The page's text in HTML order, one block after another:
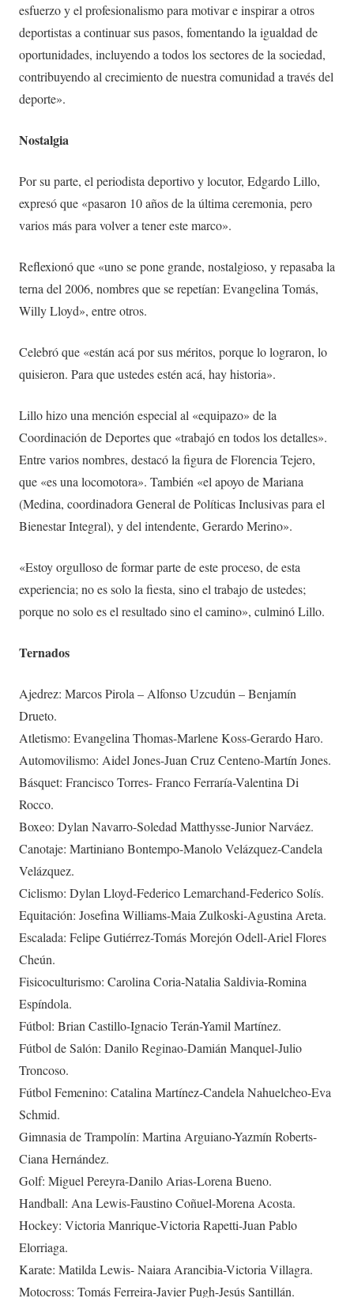
esfuerzo y el profesionalismo para motivar e inspirar a otros
deportistas a continuar sus pasos, fomentando la igualdad de
oportunidades, incluyendo a todos los sectores de la sociedad,
contribuyendo al crecimiento de nuestra comunidad a través del
deporte».
Nostalgia
Por su parte, el periodista deportivo y locutor, Edgardo Lillo,
expresó que «pasaron 10 años de la última ceremonia, pero
varios más para volver a tener este marco».
Reflexionó que «uno se pone grande, nostalgioso, y repasaba la
terna del 2006, nombres que se repetían: Evangelina Tomás,
Willy Lloyd», entre otros.
Celebró que «están acá por sus méritos, porque lo lograron, lo
quisieron. Para que ustedes estén acá, hay historia».
Lillo hizo una mención especial al «equipazo» de la
Coordinación de Deportes que «trabajó en todos los detalles».
Entre varios nombres, destacó la figura de Florencia Tejero,
que «es una locomotora». También «el apoyo de Mariana
(Medina, coordinadora General de Políticas Inclusivas para el
Bienestar Integral), y del intendente, Gerardo Merino».
«Estoy orgulloso de formar parte de este proceso, de esta
experiencia; no es solo la fiesta, sino el trabajo de ustedes;
porque no solo es el resultado sino el camino», culminó Lillo.
Ternados
Ajedrez: Marcos Pirola – Alfonso Uzcudún – Benjamín
Drueto.
Atletismo: Evangelina Thomas-Marlene Koss-Gerardo Haro.
Automovilismo: Aidel Jones-Juan Cruz Centeno-Martín Jones.
Básquet: Francisco Torres- Franco Ferraría-Valentina Di
Rocco.
Boxeo: Dylan Navarro-Soledad Matthysse-Junior Narváez.
Canotaje: Martiniano Bontempo-Manolo Velázquez-Candela
Velázquez.
Ciclismo: Dylan Lloyd-Federico Lemarchand-Federico Solís.
Equitación: Josefina Williams-Maia Zulkoski-Agustina Areta.
Escalada: Felipe Gutiérrez-Tomás Morejón Odell-Ariel Flores
Cheún.
Fisicoculturismo: Carolina Coria-Natalia Saldivia-Romina
Espíndola.
Fútbol: Brian Castillo-Ignacio Terán-Yamil Martínez.
Fútbol de Salón: Danilo Reginao-Damián Manquel-Julio
Troncoso.
Fútbol Femenino: Catalina Martínez-Candela Nahuelcheo-Eva
Schmid.
Gimnasia de Trampolín: Martina Arguiano-Yazmín Roberts-
Ciana Hernández.
Golf: Miguel Pereyra-Danilo Arias-Lorena Bueno.
Handball: Ana Lewis-Faustino Coñuel-Morena Acosta.
Hockey: Victoria Manrique-Victoria Rapetti-Juan Pablo
Elorriaga.
Karate: Matilda Lewis- Naiara Arancibia-Victoria Villagra.
Motocross: Tomás Ferreira-Javier Pugh-Jesús Santillán.